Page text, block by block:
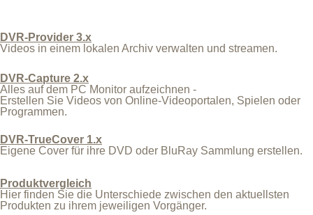
DVR-Provider 3.x
Videos in einem lokalen Archiv verwalten und streamen.
DVR-Capture 2.x
Alles auf dem PC Monitor aufzeichnen -
Erstellen Sie Videos von Online-Videoportalen, Spielen oder
Programmen.
DVR-TrueCover 1.x
Eigene Cover für ihre DVD oder BluRay Sammlung erstellen.
Produktvergleich
Hier finden Sie die Unterschiede zwischen den aktuellsten
Produkten zu ihrem jeweiligen Vorgänger.